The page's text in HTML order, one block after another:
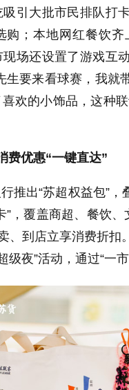
引大批市民排队打
购；本地网红餐饮
场还设置了游戏互
生要来看球赛，我就
欢的小饰品，这种
费优惠“一键直达”
推出“苏超权益包”
”，覆盖商超、餐饮
、到店立享消费折扣
级夜”活动，通过“一